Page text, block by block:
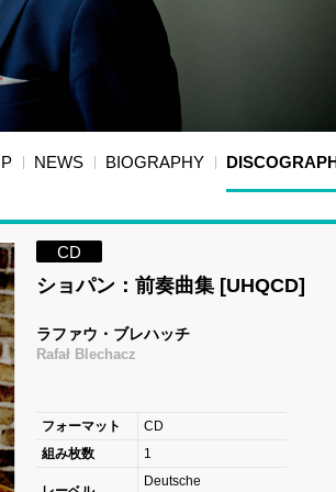
NEWS BIOGRAPHY
CD
ショパン：前奏曲集 [UHQCD]
ラファウ・ブレハッチ
Rafał Blechacz
フォーマット
CD
組み枚数
1
Deutsche